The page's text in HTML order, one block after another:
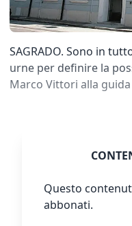
SAGRADO. Sono in
urne per definire la
Marco Vittori alla
Questo
abbonati.